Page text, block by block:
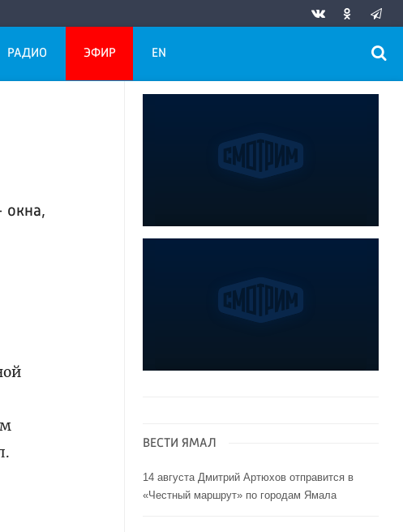
РАДИО ЭФИР EN
окна,
ВЕСТИ ЯМАЛ
14 августа Дмитрий Артюхов отправится в
«Честный маршрут» по городам Ямала